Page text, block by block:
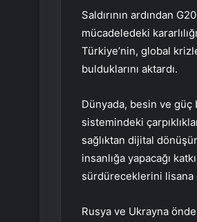
Saldırının ardından
mücadeledeki
Türkiye’nin, global
bulduklarını aktardı.
Dünyada, besin ve güç
sistemindeki
sağlıktan dijital
insanlığa yapacağı
sürdüreceklerini lisana
Rusya ve Ukrayna